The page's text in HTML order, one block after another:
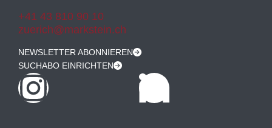
+41 43 810 90 10
zuerich@markstein.ch
NEWSLETTER ABONNIEREN
SUCHABO EINRICHTEN